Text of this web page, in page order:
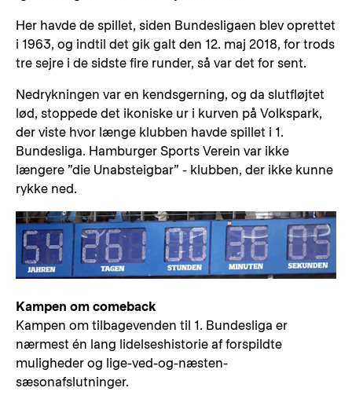
Her havde de spillet, siden Bundesligaen blev oprettet
i 1963, og indtil det gik galt den 12. maj 2018, for trods
tre sejre i de sidste fire runder, så var det for sent.
Nedrykningen var en kendsgerning, og da slutfløjtet
lød, stoppede det ikoniske ur i kurven på Volkspark,
der viste hvor længe klubben havde spillet i 1.
Bundesliga. Hamburger Sports Verein var ikke
længere ”die Unabsteigbar” - klubben, der ikke kunne
rykke ned.
Kampen om comeback
Kampen om tilbagevenden til 1. Bundesliga er
nærmest én lang lidelseshistorie af forspildte
muligheder og lige-ved-og-næsten-
sæsonafslutninger.